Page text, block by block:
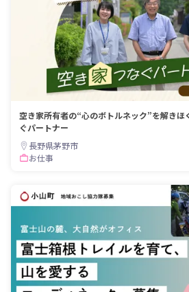
空き家所有者の“心のボトルネック”を解きほ
ぐパートナー
長野県茅野市
お仕事